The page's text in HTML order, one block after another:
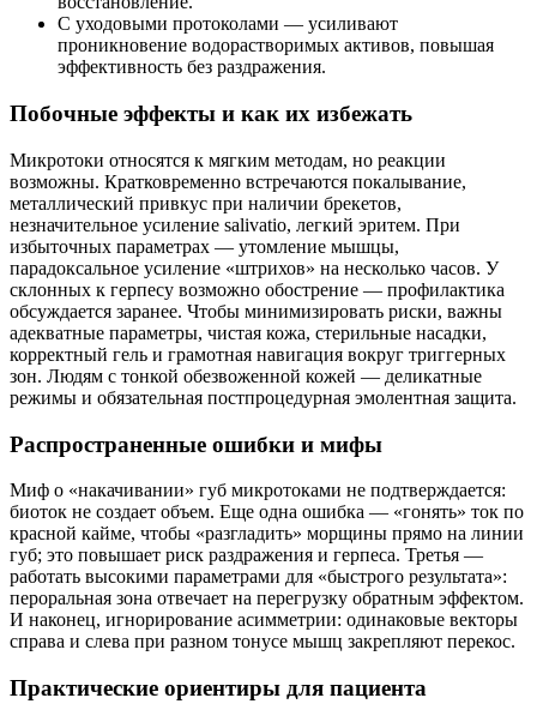
С уходовыми протоколами — усиливают
проникновение водорастворимых активов, повышая
эффективность без раздражения.
Побочные эффекты и как их избежать
Микротоки относятся к мягким методам, но реакции
возможны. Кратковременно встречаются покалывание,
металлический привкус при наличии брекетов,
незначительное усиление salivatio, легкий эритем. При
избыточных параметрах — утомление мышцы,
парадоксальное усиление «штрихов» на несколько часов. У
склонных к герпесу возможно обострение — профилактика
обсуждается заранее. Чтобы минимизировать риски, важны
адекватные параметры, чистая кожа, стерильные насадки,
корректный гель и грамотная навигация вокруг триггерных
зон. Людям с тонкой обезвоженной кожей — деликатные
режимы и обязательная постпроцедурная эмолентная защита.
Распространенные ошибки и мифы
Миф о «накачивании» губ микротоками не подтверждается:
биоток не создает объем. Еще одна ошибка — «гонять» ток по
красной кайме, чтобы «разгладить» морщины прямо на линии
губ; это повышает риск раздражения и герпеса. Третья —
работать высокими параметрами для «быстрого результата»:
пероральная зона отвечает на перегрузку обратным эффектом.
И наконец, игнорирование асимметрии: одинаковые векторы
справа и слева при разном тонусе мышц закрепляют перекос.
Практические ориентиры для пациента